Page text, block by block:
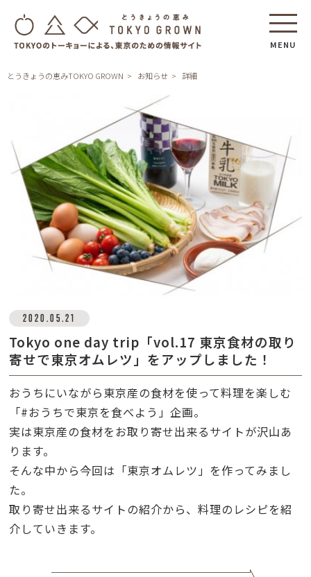
MENU
とうきょうの恵みTOKYO GROWN お知らせ 詳細
2020.05.21
Tokyo one day trip「vol.17 東京食材の取り
寄せで東京オムレツ」をアップしました！
おうちにいながら東京産の食材を使って料理を楽しむ
「#おうちで東京を食べよう」企画。
実は東京産の食材をお取り寄せ出来るサイトが沢山あ
ります。
そんな中から今回は「東京オムレツ」を作ってみまし
た。
取り寄せ出来るサイトの紹介から、料理のレシピを紹
介していきます。